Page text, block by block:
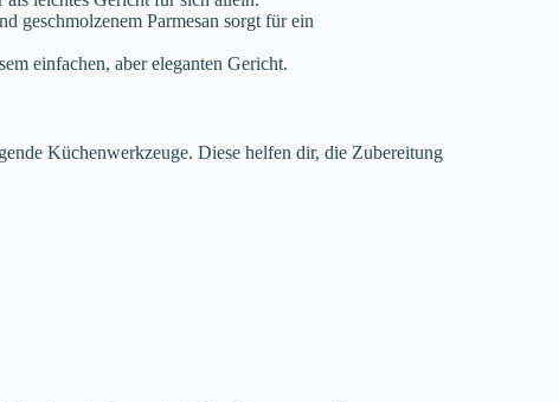
geschmolzenem Parmesan sorgt für ein
einfachen, aber eleganten Gericht.
Küchenwerkzeuge. Diese helfen dir, die Zubereitung